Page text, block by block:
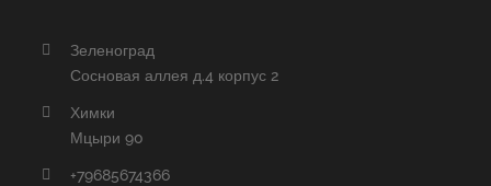
Зеленоград
Сосновая аллея д.4 корпус 2
Химки
Мцыри 90
+79685674366